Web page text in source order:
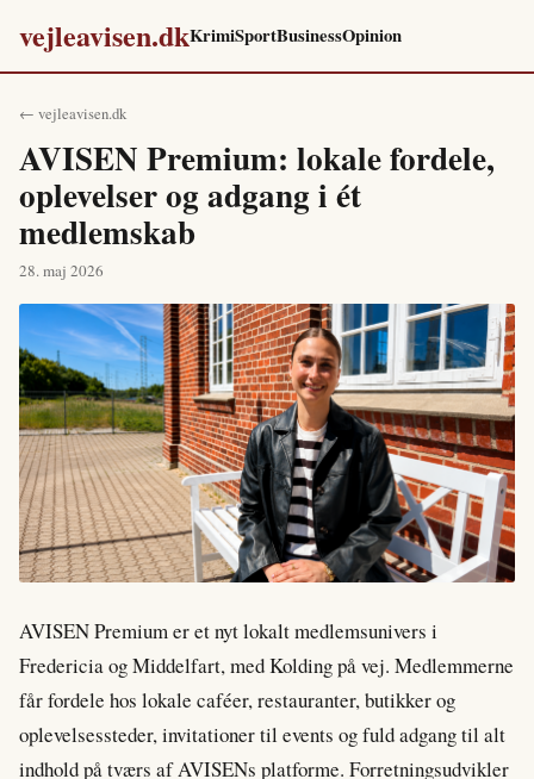
vejleavisen.dkKrimiSportBusinessOpinion
← vejleavisen.dk
AVISEN Premium: lokale fordele,
oplevelser og adgang i ét
medlemskab
28. maj 2026
AVISEN Premium er et nyt lokalt medlemsunivers i
Fredericia og Middelfart, med Kolding på vej. Medlemmerne
får fordele hos lokale caféer, restauranter, butikker og
oplevelsessteder, invitationer til events og fuld adgang til alt
indhold på tværs af AVISENs platforme. Forretningsudvikler